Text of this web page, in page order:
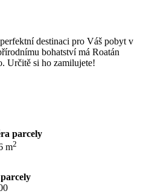
destinaci pro Váš pobyt v
bohatství má Roatán
Určitě si ho zamilujete!
parcely
m2